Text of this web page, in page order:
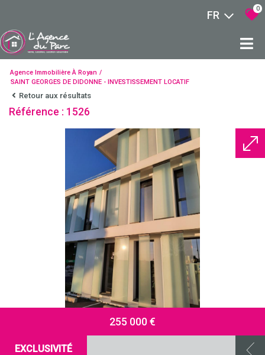
FR
0
Agence Immobilière À Royan
SAINT GEORGES DE DIDONNE - INVESTISSEMENT LOCATIF
Retour aux résultats
Référence : 1526
EXCLUSIVITÉ
255 000 €